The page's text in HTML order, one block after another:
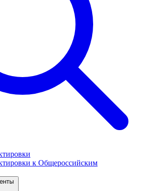
к Общероссийским